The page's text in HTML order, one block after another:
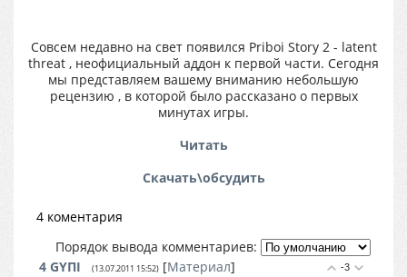
Совсем недавно на свет появился Priboi Story 2 - latent
threat , неофициальный аддон к первой части. Сегодня
мы представляем вашему вниманию небольшую
рецензию , в которой было рассказано о первых
минутах игры.
Читать
Скачать\обсудить
4 коментария
Порядок вывода комментариев:
-3
4 GYПІ (13.07.2011 15:52) [Материал]